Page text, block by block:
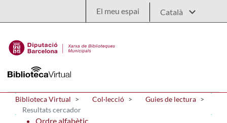
El meu espai
Biblioteca Virtual Col·lecció
Guies de lectura
Resultats cercador
Ordre alfabètic